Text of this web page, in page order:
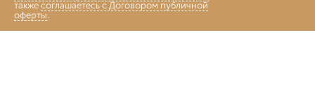
Главная
также соглашаетесь с Договором публичной
оферты.